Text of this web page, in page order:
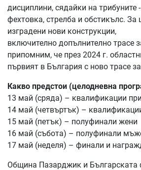
дисциплини, сядайки на трибуните
фехтовка, стрелба и обстикълс. За
изградени нови конструкции,
включително допълнително трасе
припомним, че през 2024 г.
първият в България с ново трасе
Какво предстои (целодневна
13 май (сряда) – квалификации
14 май (четвъртък) –
15 май (петък) – полуфинали жени
16 май (събота) – полуфинали
17 май (неделя) – финали и
Община Пазарджик и Българската